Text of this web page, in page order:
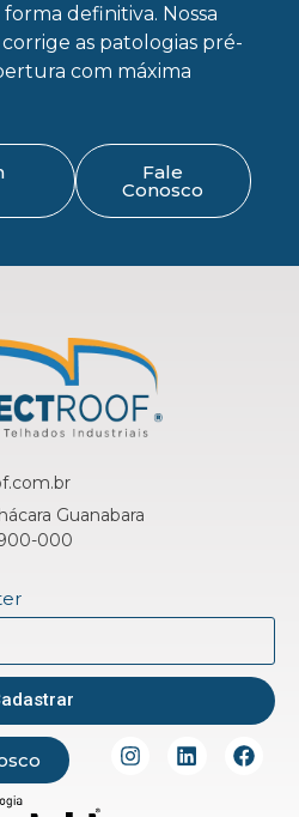
definitiva. Nossa
as patologias pré-
com máxima
Fale
Conosco
Guanabara
000